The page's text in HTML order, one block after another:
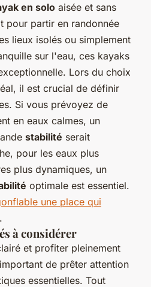
en solo aisée et sans
pour partir en randonnée
lieux isolés ou simplement
sur l'eau, ces kayaks
Lors du choix
il est crucial de définir
Si vous prévoyez de
en eaux calmes, un
stabilité serait
pour les eaux plus
plus dynamiques, un
optimale est essentiel.
une place qui
.
à considérer
et profiter pleinement
de prêter attention
essentielles. Tout